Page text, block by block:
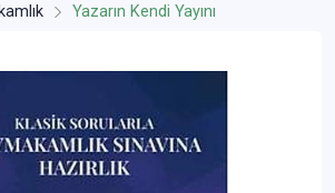
Yazarın Kendi Yayını